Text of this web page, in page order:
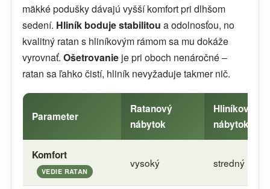
mäkké podušky dávajú vyšší komfort pri dlhšom
sedení. Hliník boduje stabilitou a odolnosťou, no
kvalitný ratan s hliníkovým rámom sa mu dokáže
vyrovnať. Ošetrovanie je pri oboch nenáročné –
ratan sa ľahko čistí, hliník nevyžaduje takmer nič.
Parameter
Ratanový
nábytok
Hliníkový
nábytok
Komfort
VEDIE RATAN
vysoký stredný